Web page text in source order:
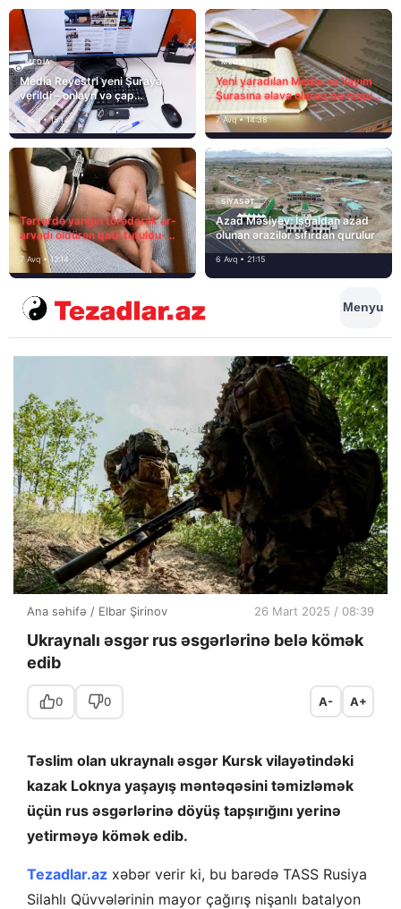
MEDİA
Media Reyestri yeni Şuraya
verildi – onlayn və çap
mediasını nə gözləyir?
7 Avq • 15:14
MEDİA
Yeni yaradılan Media və Yayım
Şurasına əlavə olaraq bu hüquq
və vəzifələr də verilib
7 Avq • 14:38
Tərtərdə yanğın törədərək ər-
arvadı öldürən qatil tutuldu-
SON DƏQİQƏ
7 Avq • 12:14
SIYASƏT
Azad Məsiyev: İşğaldan azad
olunan ərazilər sıfırdan qurulur
6 Avq • 21:15
Menyu
Ana səhifə / Elbar Şirinov 26 Mart 2025 / 08:39
Ukraynalı əsgər rus əsgərlərinə belə kömək
edib
0 0 A- A+
Təslim olan ukraynalı əsgər Kursk vilayətindəki
kazak Loknya yaşayış məntəqəsini təmizləmək
üçün rus əsgərlərinə döyüş tapşırığını yerinə
yetirməyə kömək edib.
Tezadlar.az xəbər verir ki, bu barədə TASS Rusiya
Silahlı Qüvvələrinin mayor çağırış nişanlı batalyon